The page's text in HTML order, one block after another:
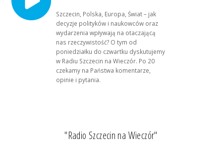
Szczecin, Polska, Europa, Świat – jak
decyzje polityków i naukowców oraz
wydarzenia wpływają na otaczającą
nas rzeczywistość? O tym od
poniedziałku do czwartku dyskutujemy
w Radiu Szczecin na Wieczór. Po 20
czekamy na Państwa komentarze,
opinie i pytania.
"Radio Szczecin na Wieczór"